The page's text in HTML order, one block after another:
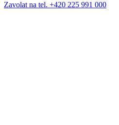
Zavolat na tel. +420 225 991 000